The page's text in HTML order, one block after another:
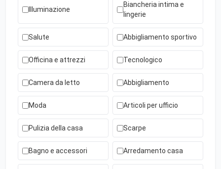
Illuminazione
Biancheria intima e
lingerie
Salute Abbigliamento sportivo
Officina e attrezzi Tecnologico
Camera da letto Abbigliamento
Moda Articoli per ufficio
Pulizia della casa Scarpe
Bagno e accessori Arredamento casa